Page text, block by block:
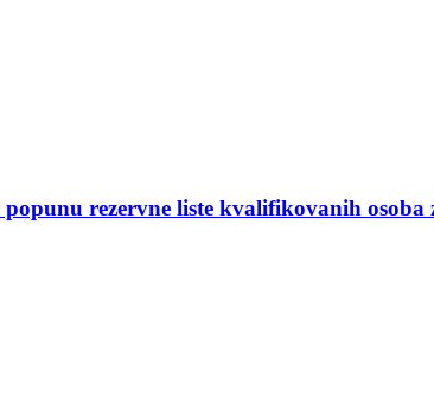
rezervne liste kvalifikovanih